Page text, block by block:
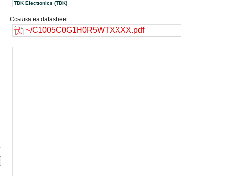
TDK Electronics (TDK)
Ссылка на datasheet:
~/C1005C0G1H0R5WTXXXX.pdf